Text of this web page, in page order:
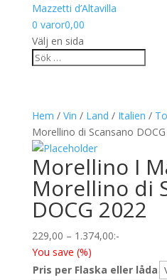
Mazzetti d’Altavilla
0 varor0,00
Välj en sida
Hem / Vin / Land / Italien /
Morellino di Scansano
Morellino I
Morellino di
DOCG 2022
229,00 – 1.374,00Prisintervall:
till
:-
You save (%)
Pris per Flaska eller låda